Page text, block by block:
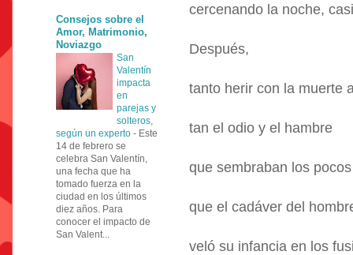
cercenando la noche,
Después,
tanto herir con la muerte
tan el odio y el hambre
que sembraban los
que el cadáver del
veló su infancia en los
Consejos sobre el
Amor, Matrimonio,
Noviazgo
San
Valentín
impacta
en
parejas y
solteros,
según un experto - Este
14 de febrero se
celebra San Valentín,
una fecha que ha
tomado fuerza en la
ciudad en los últimos
diez años. Para
conocer el impacto de
San Valent...